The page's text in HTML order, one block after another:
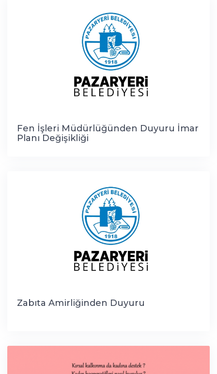
Fen İşleri Müdürlüğünden Duyuru İmar
Planı Değişikliği
Zabıta Amirliğinden Duyuru